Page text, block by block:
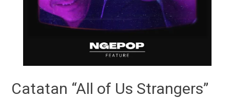
Catatan “All of Us Strangers”